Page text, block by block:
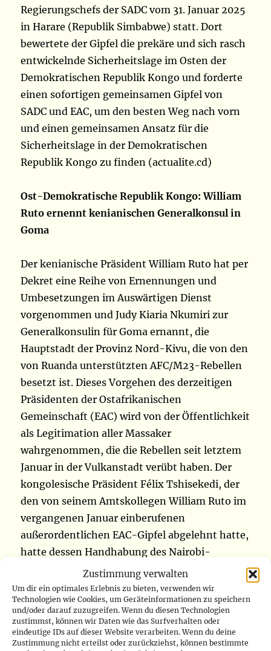
Zustimmung verwalten
Um dir ein optimales Erlebnis zu bieten, verwenden wir
Technologien wie Cookies, um Geräteinformationen zu speichern
und/oder darauf zuzugreifen. Wenn du diesen Technologien
zustimmst, können wir Daten wie das Surfverhalten oder
eindeutige IDs auf dieser Website verarbeiten. Wenn du deine
Zustimmung nicht erteilst oder zurückziehst, können bestimmte
Regierungschefs der SADC vom 31. Januar 2025
in Harare (Republik Simbabwe) statt. Dort
bewertete der Gipfel die prekäre und sich rasch
entwickelnde Sicherheitslage im Osten der
Demokratischen Republik Kongo und forderte
einen sofortigen gemeinsamen Gipfel von
SADC und EAC, um den besten Weg nach vorn
und einen gemeinsamen Ansatz für die
Sicherheitslage in der Demokratischen
Republik Kongo zu finden (actualite.cd)
Ost-Demokratische Republik Kongo: William
Ruto ernennt kenianischen Generalkonsul in
Goma
Der kenianische Präsident William Ruto hat per
Dekret eine Reihe von Ernennungen und
Umbesetzungen im Auswärtigen Dienst
vorgenommen und Judy Kiaria Nkumiri zur
Generalkonsulin für Goma ernannt, die
Hauptstadt der Provinz Nord-Kivu, die von den
von Ruanda unterstützten AFC/M23-Rebellen
besetzt ist. Dieses Vorgehen des derzeitigen
Präsidenten der Ostafrikanischen
Gemeinschaft (EAC) wird von der Öffentlichkeit
als Legitimation aller Massaker
wahrgenommen, die die Rebellen seit letztem
Januar in der Vulkanstadt verübt haben. Der
kongolesische Präsident Félix Tshisekedi, der
den von seinem Amtskollegen William Ruto im
vergangenen Januar einberufenen
außerordentlichen EAC-Gipfel abgelehnt hatte,
hatte dessen Handhabung des Nairobi-
Prozesses scharf kritisiert und angedeutet, er
habe sich „für Ruanda eingesetzt“. „Es gibt
zwei Prozesse. Es gab den Nairobi-Prozess
unter der Leitung von Uhuru Kenyatta, der
später leider vom neuen Präsidenten William